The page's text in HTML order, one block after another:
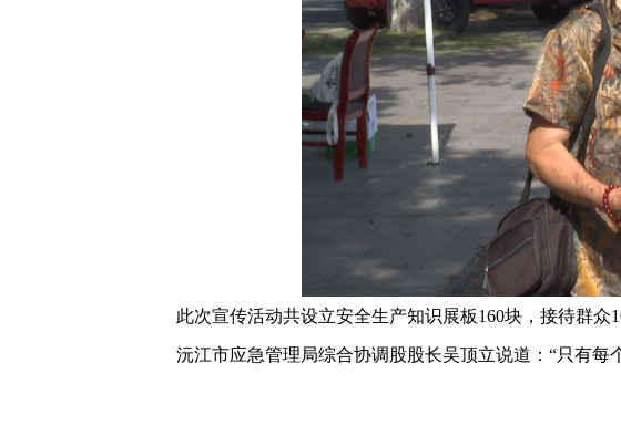
此次宣传活动共设立安全生产知识展板160块，接待群众
沅江市应急管理局综合协调股股长吴顶立说道：“只有每